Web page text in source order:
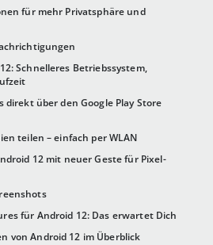
für mehr Privatsphäre und
Schnelleres Betriebssystem,
direkt über den Google Play Store
teilen – einfach per WLAN
12 mit neuer Geste für Pixel-
für Android 12: Das erwartet Dich
von Android 12 im Überblick